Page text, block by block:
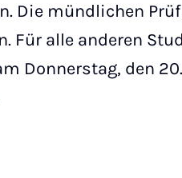
Die mündlichen
Für alle anderen
Donnerstag, den